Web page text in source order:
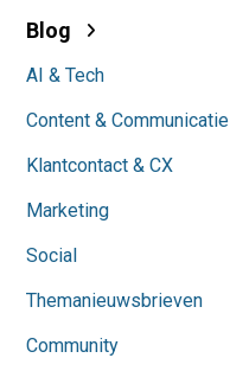
Blog
AI & Tech
Content & Communicatie
Klantcontact & CX
Marketing
Social
Themanieuwsbrieven
Community